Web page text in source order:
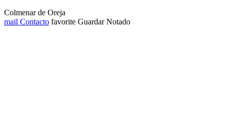
Colmenar de Oreja
mail Contacto favorite Guardar Notado